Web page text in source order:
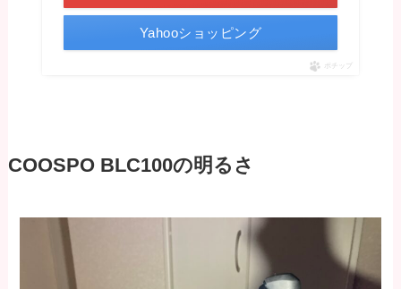
Yahooショッピング
ポチップ
COOSPO BLC100の明るさ